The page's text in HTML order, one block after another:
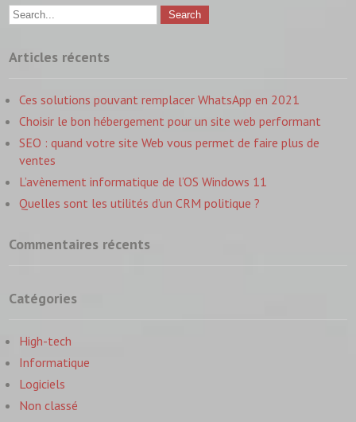
Articles récents
Ces solutions pouvant remplacer WhatsApp en 2021
Choisir le bon hébergement pour un site web performant
SEO : quand votre site Web vous permet de faire plus de
ventes
L’avènement informatique de l’OS Windows 11
Quelles sont les utilités d’un CRM politique ?
Commentaires récents
Catégories
High-tech
Informatique
Logiciels
Non classé